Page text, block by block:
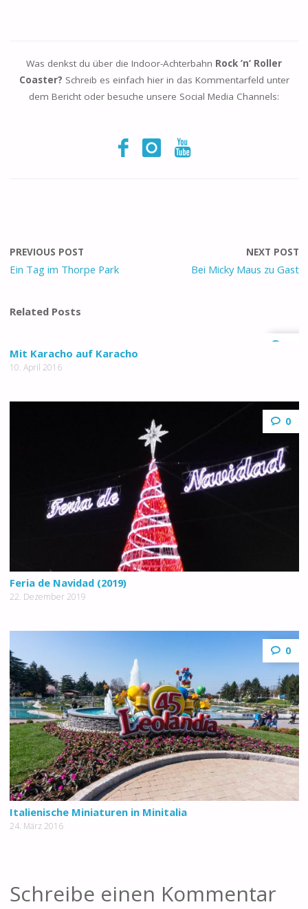
Was denkst du über die Indoor-Achterbahn Rock ’n‘ Roller
Coaster? Schreib es einfach hier in das Kommentarfeld unter
dem Bericht oder besuche unsere Social Media Channels:
PREVIOUS POST
Ein Tag im Thorpe Park
NEXT POST
Bei Micky Maus zu Gast
Related Posts
Mit Karacho auf Karacho
10. April 2016
0
Feria de Navidad (2019)
22. Dezember 2019
0
Italienische Miniaturen in Minitalia
24. März 2016
Schreibe einen Kommentar